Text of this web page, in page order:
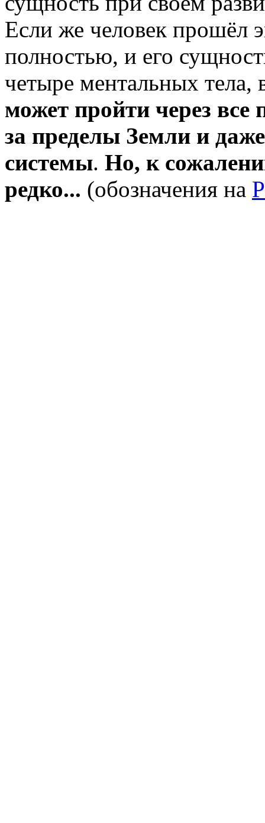
Если же человек прошёл
полностью, и его
четыре ментальных тела,
может пройти через
за пределы Земли и
системы. Но, к
редко... (обозначения на